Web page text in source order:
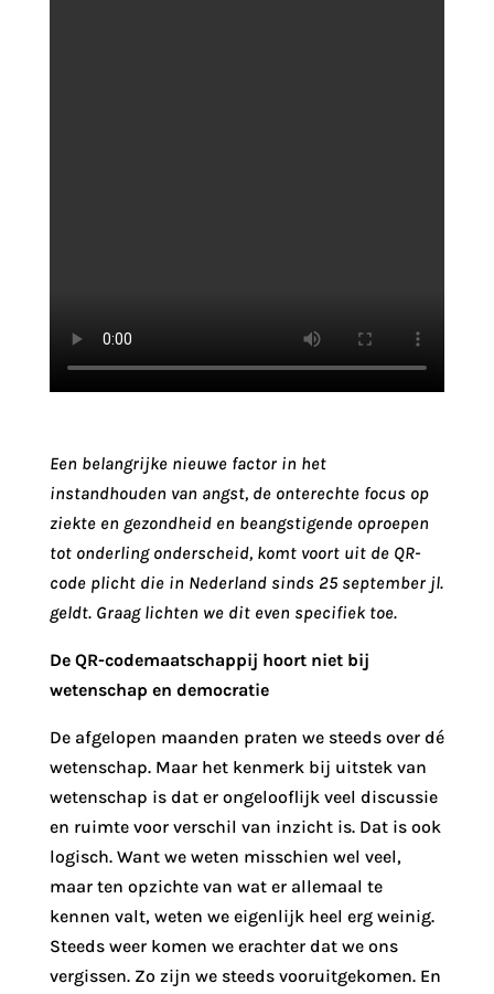
Een belangrijke nieuwe factor in het
instandhouden van angst, de onterechte focus op
ziekte en gezondheid en beangstigende oproepen
tot onderling onderscheid, komt voort uit de QR-
code plicht die in Nederland sinds 25 september jl.
geldt. Graag lichten we dit even specifiek toe.
De QR-codemaatschappij hoort niet bij
wetenschap en democratie
De afgelopen maanden praten we steeds over dé
wetenschap. Maar het kenmerk bij uitstek van
wetenschap is dat er ongelooflijk veel discussie
en ruimte voor verschil van inzicht is. Dat is ook
logisch. Want we weten misschien wel veel,
maar ten opzichte van wat er allemaal te
kennen valt, weten we eigenlijk heel erg weinig.
Steeds weer komen we erachter dat we ons
vergissen. Zo zijn we steeds vooruitgekomen. En